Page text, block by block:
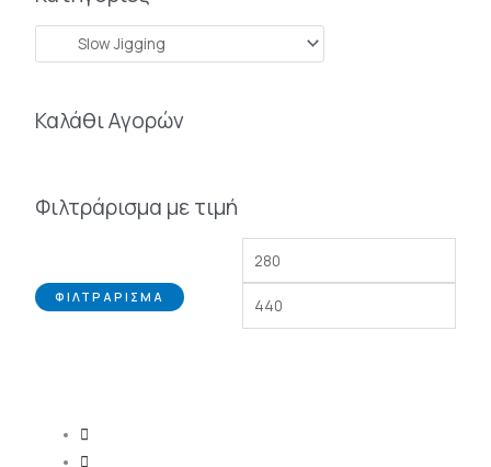
Καλάθι Αγορών
Φιλτράρισμα με τιμή
ΦΙΛΤΡΆΡΙΣΜΑ